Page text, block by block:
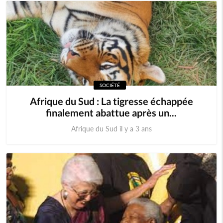
SOCIÉTÉ
Afrique du Sud : La tigresse échappée
finalement abattue après un...
Afrique du Sud il y a 3 ans